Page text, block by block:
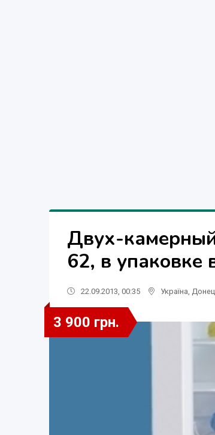
Двух-
62, в упаковке
22.09.2013, 00:35 Україна
3 900 грн.